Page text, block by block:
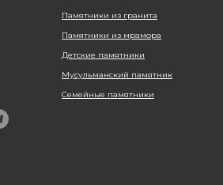
Памятники из гранита
Памятники из мрамора
Детские памятники
Мусульманский памятник
Семейные памятники